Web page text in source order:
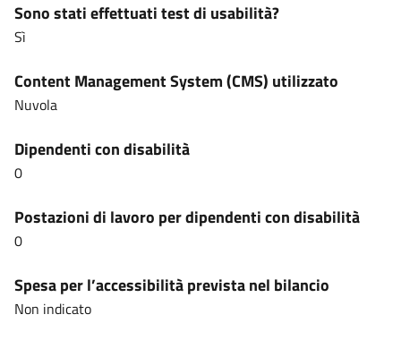
Sono stati effettuati test di usabilità?
Sì
Content Management System (CMS) utilizzato
Nuvola
Dipendenti con disabilità
0
Postazioni di lavoro per dipendenti con disabilità
0
Spesa per l’accessibilità prevista nel bilancio
Non indicato